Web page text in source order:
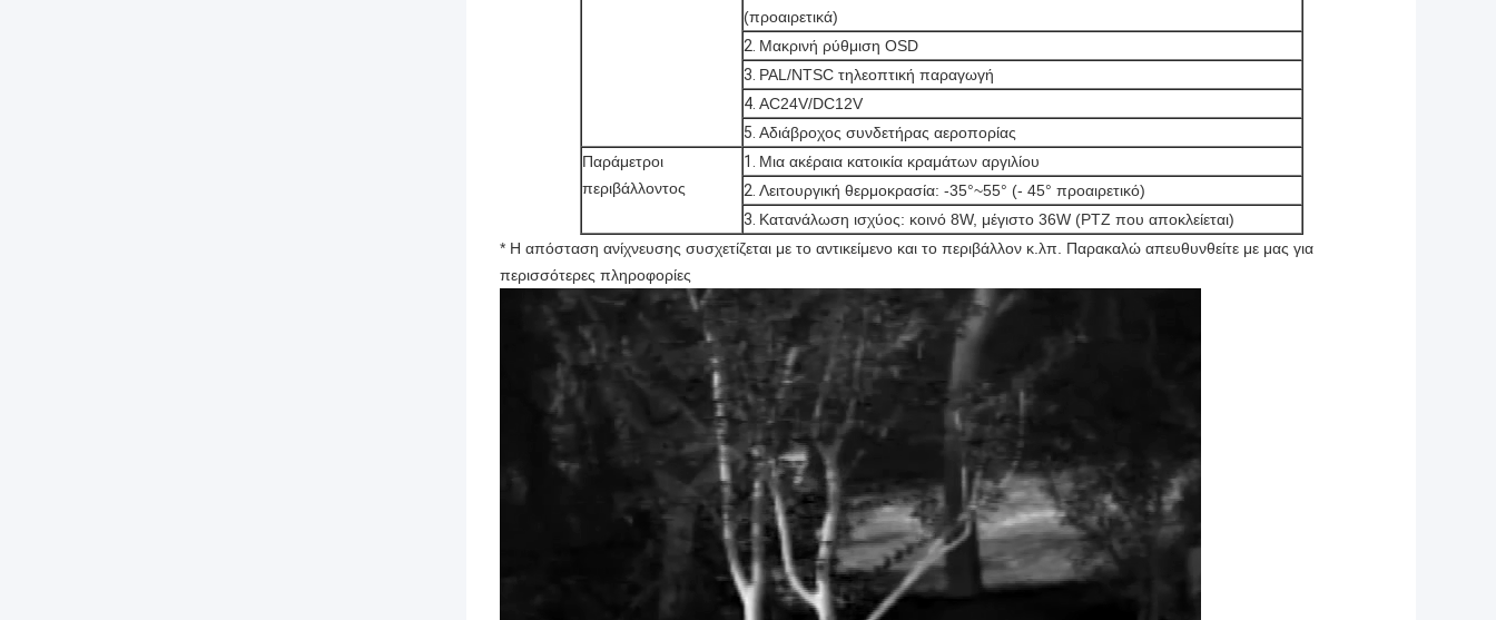
(προαιρετικά)
2. Μακρινή ρύθμιση OSD
3. PAL/NTSC τηλεοπτική παραγωγή
4. AC24V/DC12V
5. Αδιάβροχος συνδετήρας αεροπορίας
Παράμετροι
περιβάλλοντος
1. Μια ακέραια κατοικία κραμάτων αργιλίου
2. Λειτουργική θερμοκρασία: -35°~55° (- 45° προαιρετικό)
3. Κατανάλωση ισχύος: κοινό 8W, μέγιστο 36W (PTZ που αποκλείεται)
* Η απόσταση ανίχνευσης συσχετίζεται με το αντικείμενο και το περιβάλλον κ.λπ. Παρακαλώ απευθυνθείτε με μας για
περισσότερες πληροφορίες